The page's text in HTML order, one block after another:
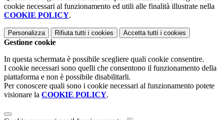
cookie necessari al funzionamento ed utili alle finalità illustrate nella
COOKIE POLICY.
Personalizza Rifiuta tutti i cookies Accetta tutti i cookies
Gestione cookie
In questa schermata è possibile scegliere quali cookie consentire.
I cookie necessari sono quelli che consentono il funzionamento della
piattaforma e non è possibile disabilitarli.
Per conoscere quali sono i cookie necessari al funzionamento potete
visionare la COOKIE POLICY.